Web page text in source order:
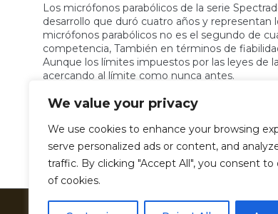
We value your privacy
We use cookies to enhance your browsing
serve personalized ads or content, and
traffic. By clicking "Accept All", you consent to
of cookies.
Los micrófonos parabólicos de la serie
desarrollo que duró cuatro años y
micrófonos parabólicos no es el segundo de
competencia, También en términos de
Aunque los límites impuestos por las leyes de
acercando al límite como nunca antes.
En este momento hay tres modelos
necesidades de escucha remota: en este
demostrar sin duda a todos nuestros clientes
la razón por la cual representan la mejor
Posted inUncategorized